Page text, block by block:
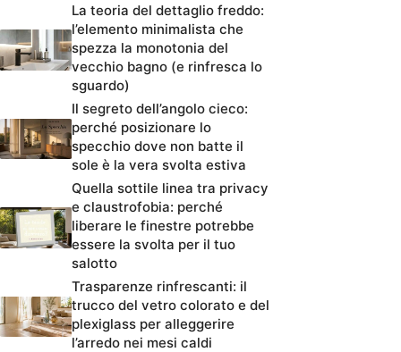
La teoria del dettaglio freddo:
l’elemento minimalista che
spezza la monotonia del
vecchio bagno (e rinfresca lo
sguardo)
Il segreto dell’angolo cieco:
perché posizionare lo
specchio dove non batte il
sole è la vera svolta estiva
Quella sottile linea tra privacy
e claustrofobia: perché
liberare le finestre potrebbe
essere la svolta per il tuo
salotto
Trasparenze rinfrescanti: il
trucco del vetro colorato e del
plexiglass per alleggerire
l’arredo nei mesi caldi